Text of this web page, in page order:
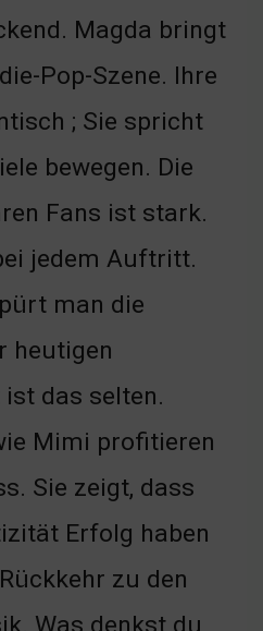
Magda bringt
Pop-Szene. Ihre
; Sie spricht
bewegen. Die
Fans ist stark.
jedem Auftritt.
man die
heutigen
das selten.
Mimi profitieren
Sie zeigt, dass
Erfolg haben
zu den
Was denkst du